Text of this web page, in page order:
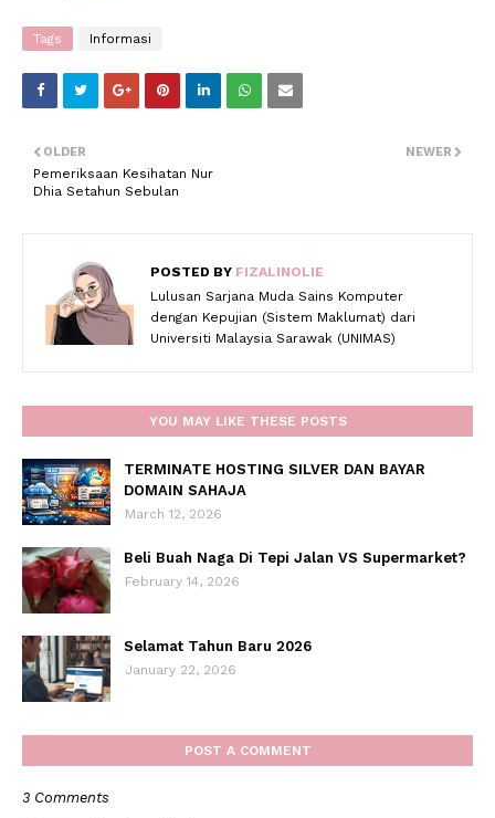
Tags Informasi
NEWER
OLDER
Pemeriksaan Kesihatan Nur
Dhia Setahun Sebulan
POSTED BY FIZALINOLIE
Lulusan Sarjana Muda Sains Komputer
dengan Kepujian (Sistem Maklumat) dari
Universiti Malaysia Sarawak (UNIMAS)
YOU MAY LIKE THESE POSTS
TERMINATE HOSTING SILVER DAN BAYAR
DOMAIN SAHAJA
March 12, 2026
Beli Buah Naga Di Tepi Jalan VS Supermarket?
February 14, 2026
Selamat Tahun Baru 2026
January 22, 2026
POST A COMMENT
3 Comments